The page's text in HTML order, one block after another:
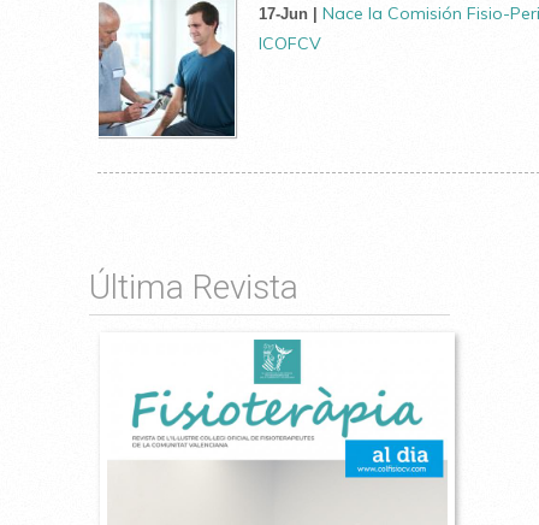
17-Jun | Nace la Comisión Fisio-
ICOFCV
Última Revista